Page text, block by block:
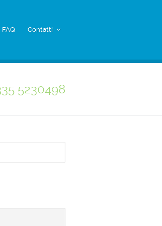
FAQ Contatti
5230498